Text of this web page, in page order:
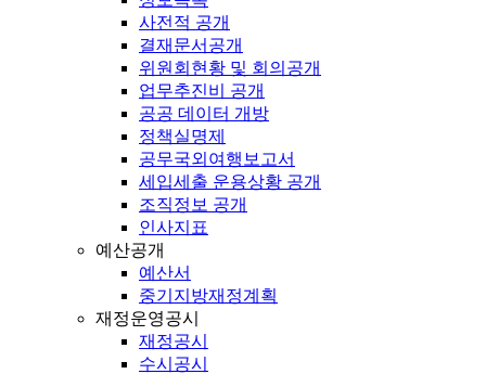
사전적 공개
결재문서공개
위원회현황 및 회의공개
업무추진비 공개
공공 데이터 개방
정책실명제
공무국외여행보고서
세입세출 운용상황 공개
조직정보 공개
인사지표
예산공개
예산서
중기지방재정계획
재정운영공시
재정공시
수시공시